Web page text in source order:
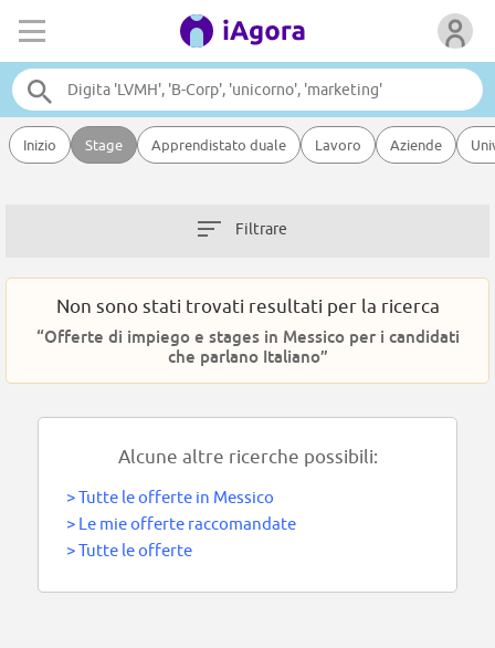
Inizio Stage Apprendistato duale Lavoro Aziende
Filtrare
Non sono stati trovati resultati per la ricerca
“Offerte di impiego e stages in Messico per i candidati
che parlano Italiano”
Alcune altre ricerche possibili:
>Tutte le offerte in Messico
> Le mie offerte raccomandate
>Tutte le offerte